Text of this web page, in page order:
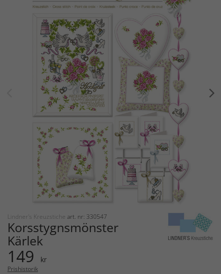
Lindner's Kreuzstiche art. nr: 330547
Korsstygnsmönster
Kärlek
149 kr
Prishistorik